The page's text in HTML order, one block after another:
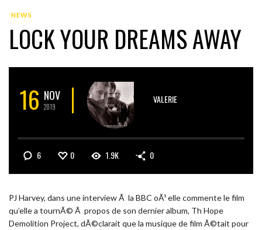
NEWS
LOCK YOUR DREAMS AWAY
16 NOV
2019
VALERIE
6 0 1.9K 0
PJ Harvey, dans une interview Ã la BBC oÃ¹ elle commente le film
qu’elle a tournÃ© Ã propos de son dernier album, Th Hope
Demolition Project, dÃ©clarait que la musique de film Ã©tait pour